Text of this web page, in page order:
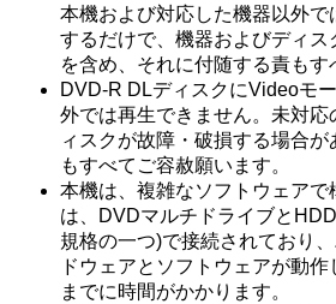
本機および対応した機器以外
するだけで、機器およびディ
を含め、それに付随する責もす
DVD-R DLディスクにVideoモ
外では再生できません。未対
ィスクが故障・破損する場合
もすべてご容赦願います。
本機は、複雑なソフトウェア
は、DVDマルチドライブと
規格の一つ)で接続されており
ドウェアとソフトウェアが動
までに時間がかかります。